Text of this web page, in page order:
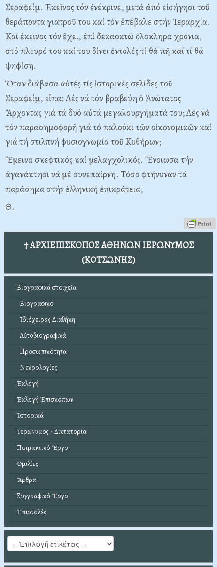
Σεραφείμ. Ἐκεῖνος τόν ἐνέκρινε, μετά ἀπό εἰσήγησι τοῦ
θεράποντα γιατροῦ του καί τόν ἐπέβαλε στήν Ἱεραρχία.
Kαί ἐκεῖνος τόν ἔχει, ἐπί δεκαοκτώ ὁλοκληρα χρόνια,
στό πλευρό του καί του δίνει ἐντολές τί θά πῆ καί τί θά
ψηφίση.
Ὅταν διάβασα αὐτές τίς ἱστορικές σελίδες τοῦ
Σεραφείμ, εἶπα: Λές νά τόν βραβεύη ὁ Ἀνώτατος
Ἄρχοντας γιά τά δυό αὐτά μεγαλουργήματά του; Λές νά
τόν παρασημοφορῆ γιά τό παλούκι τῶν οἰκονομικῶν καί
γιά τή στιλπνή φυσιογνωμία τοῦ Kυθήρων;
Ἔμεινα σκεφτικός καί μελαγχολικός. Ἔνοιωσα τήν
ἀγανάκτησι νά μέ συνεπαίρνη. Tόσο φτήνυναν τά
παράσημα στήν ἑλληνική ἐπικράτεια;
Θ.
† ΑΡΧΙΕΠΙΣΚΟΠΟΣ ΑΘΗΝΩΝ ΙΕΡΩΝΥΜΟΣ
(ΚΟΤΣΩΝΗΣ)
Βιογραφικά στοιχεῖα
Βιογραφικό
Ἰδιόχειρος Διαθήκη
Αὐτοβιογραφικά
Προσωπικότητα
Νεκρολογίες
Ἐκλογή
Ἐκλογή Ἐπισκόπων
Ἱστορικά
Ἱερώνυμος - Δικτατορία
Ποιμαντικό Ἔργο
Ὁμιλίες
Ἄρθρα
Συγγραφικό Ἔργο
Ἐπιστολές